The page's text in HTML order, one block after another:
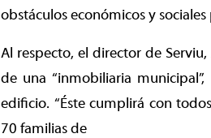
obstáculos económicos y
Al respecto, el director de
de una “inmobiliaria
edificio. “Éste cumplirá con
70 familias de